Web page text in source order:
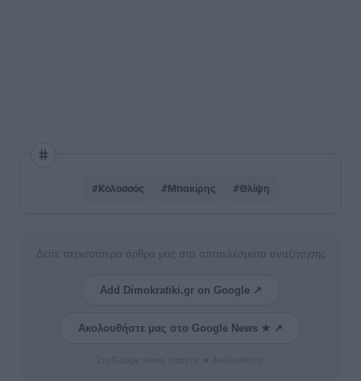
#Κολοσσός #Μπακίρης #Θλίψη
Δείτε περισσότερα άρθρα μας στα αποτελέσματα αναζήτησης
Add Dimokratiki.gr on Google ↗
Ακολουθήστε μας στο Google News ★ ↗